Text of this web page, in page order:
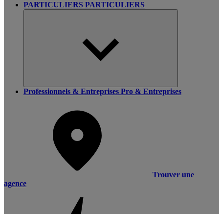
PARTICULIERS PARTICULIERS
Professionnels & Entreprises Pro & Entreprises
Trouver une
agence